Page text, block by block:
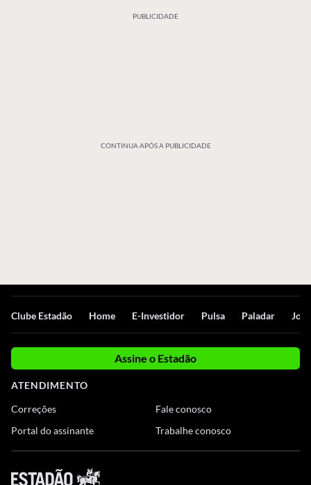
PUBLICIDADE
CONTINUA APÓS A PUBLICIDADE
Clube Estadão Home E-Investidor Pulsa Paladar
Assine o Estadão
ATENDIMENTO
Correções
Portal do assinante
Fale conosco
Trabalhe conosco